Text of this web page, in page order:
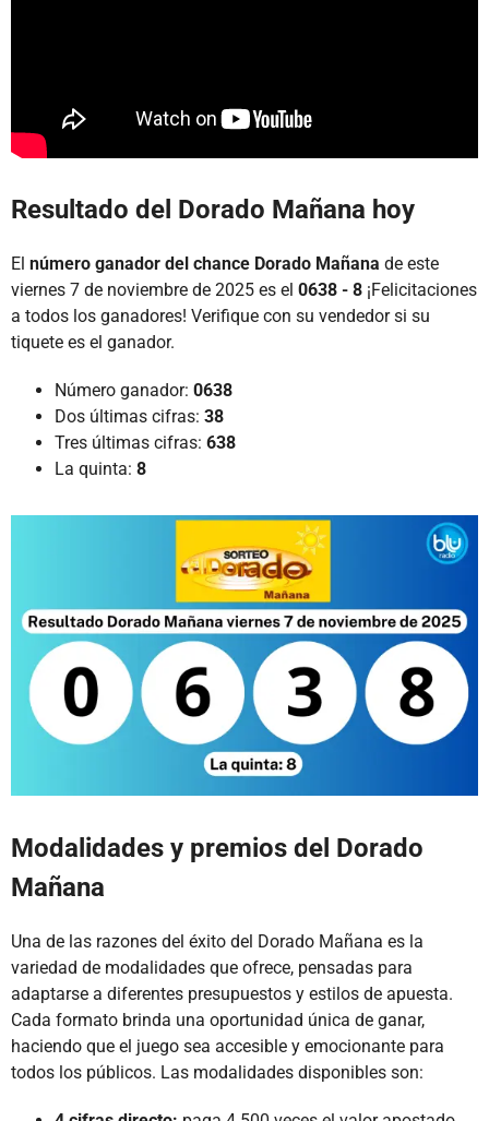
Resultado del Dorado Mañana hoy
El número ganador del chance Dorado Mañana de este
viernes 7 de noviembre de 2025 es el 0638 - 8 ¡Felicitaciones
a todos los ganadores! Verifique con su vendedor si su
tiquete es el ganador.
Número ganador: 0638
Dos últimas cifras: 38
Tres últimas cifras: 638
La quinta: 8
Modalidades y premios del Dorado
Mañana
Una de las razones del éxito del Dorado Mañana es la
variedad de modalidades que ofrece, pensadas para
adaptarse a diferentes presupuestos y estilos de apuesta.
Cada formato brinda una oportunidad única de ganar,
haciendo que el juego sea accesible y emocionante para
todos los públicos. Las modalidades disponibles son: